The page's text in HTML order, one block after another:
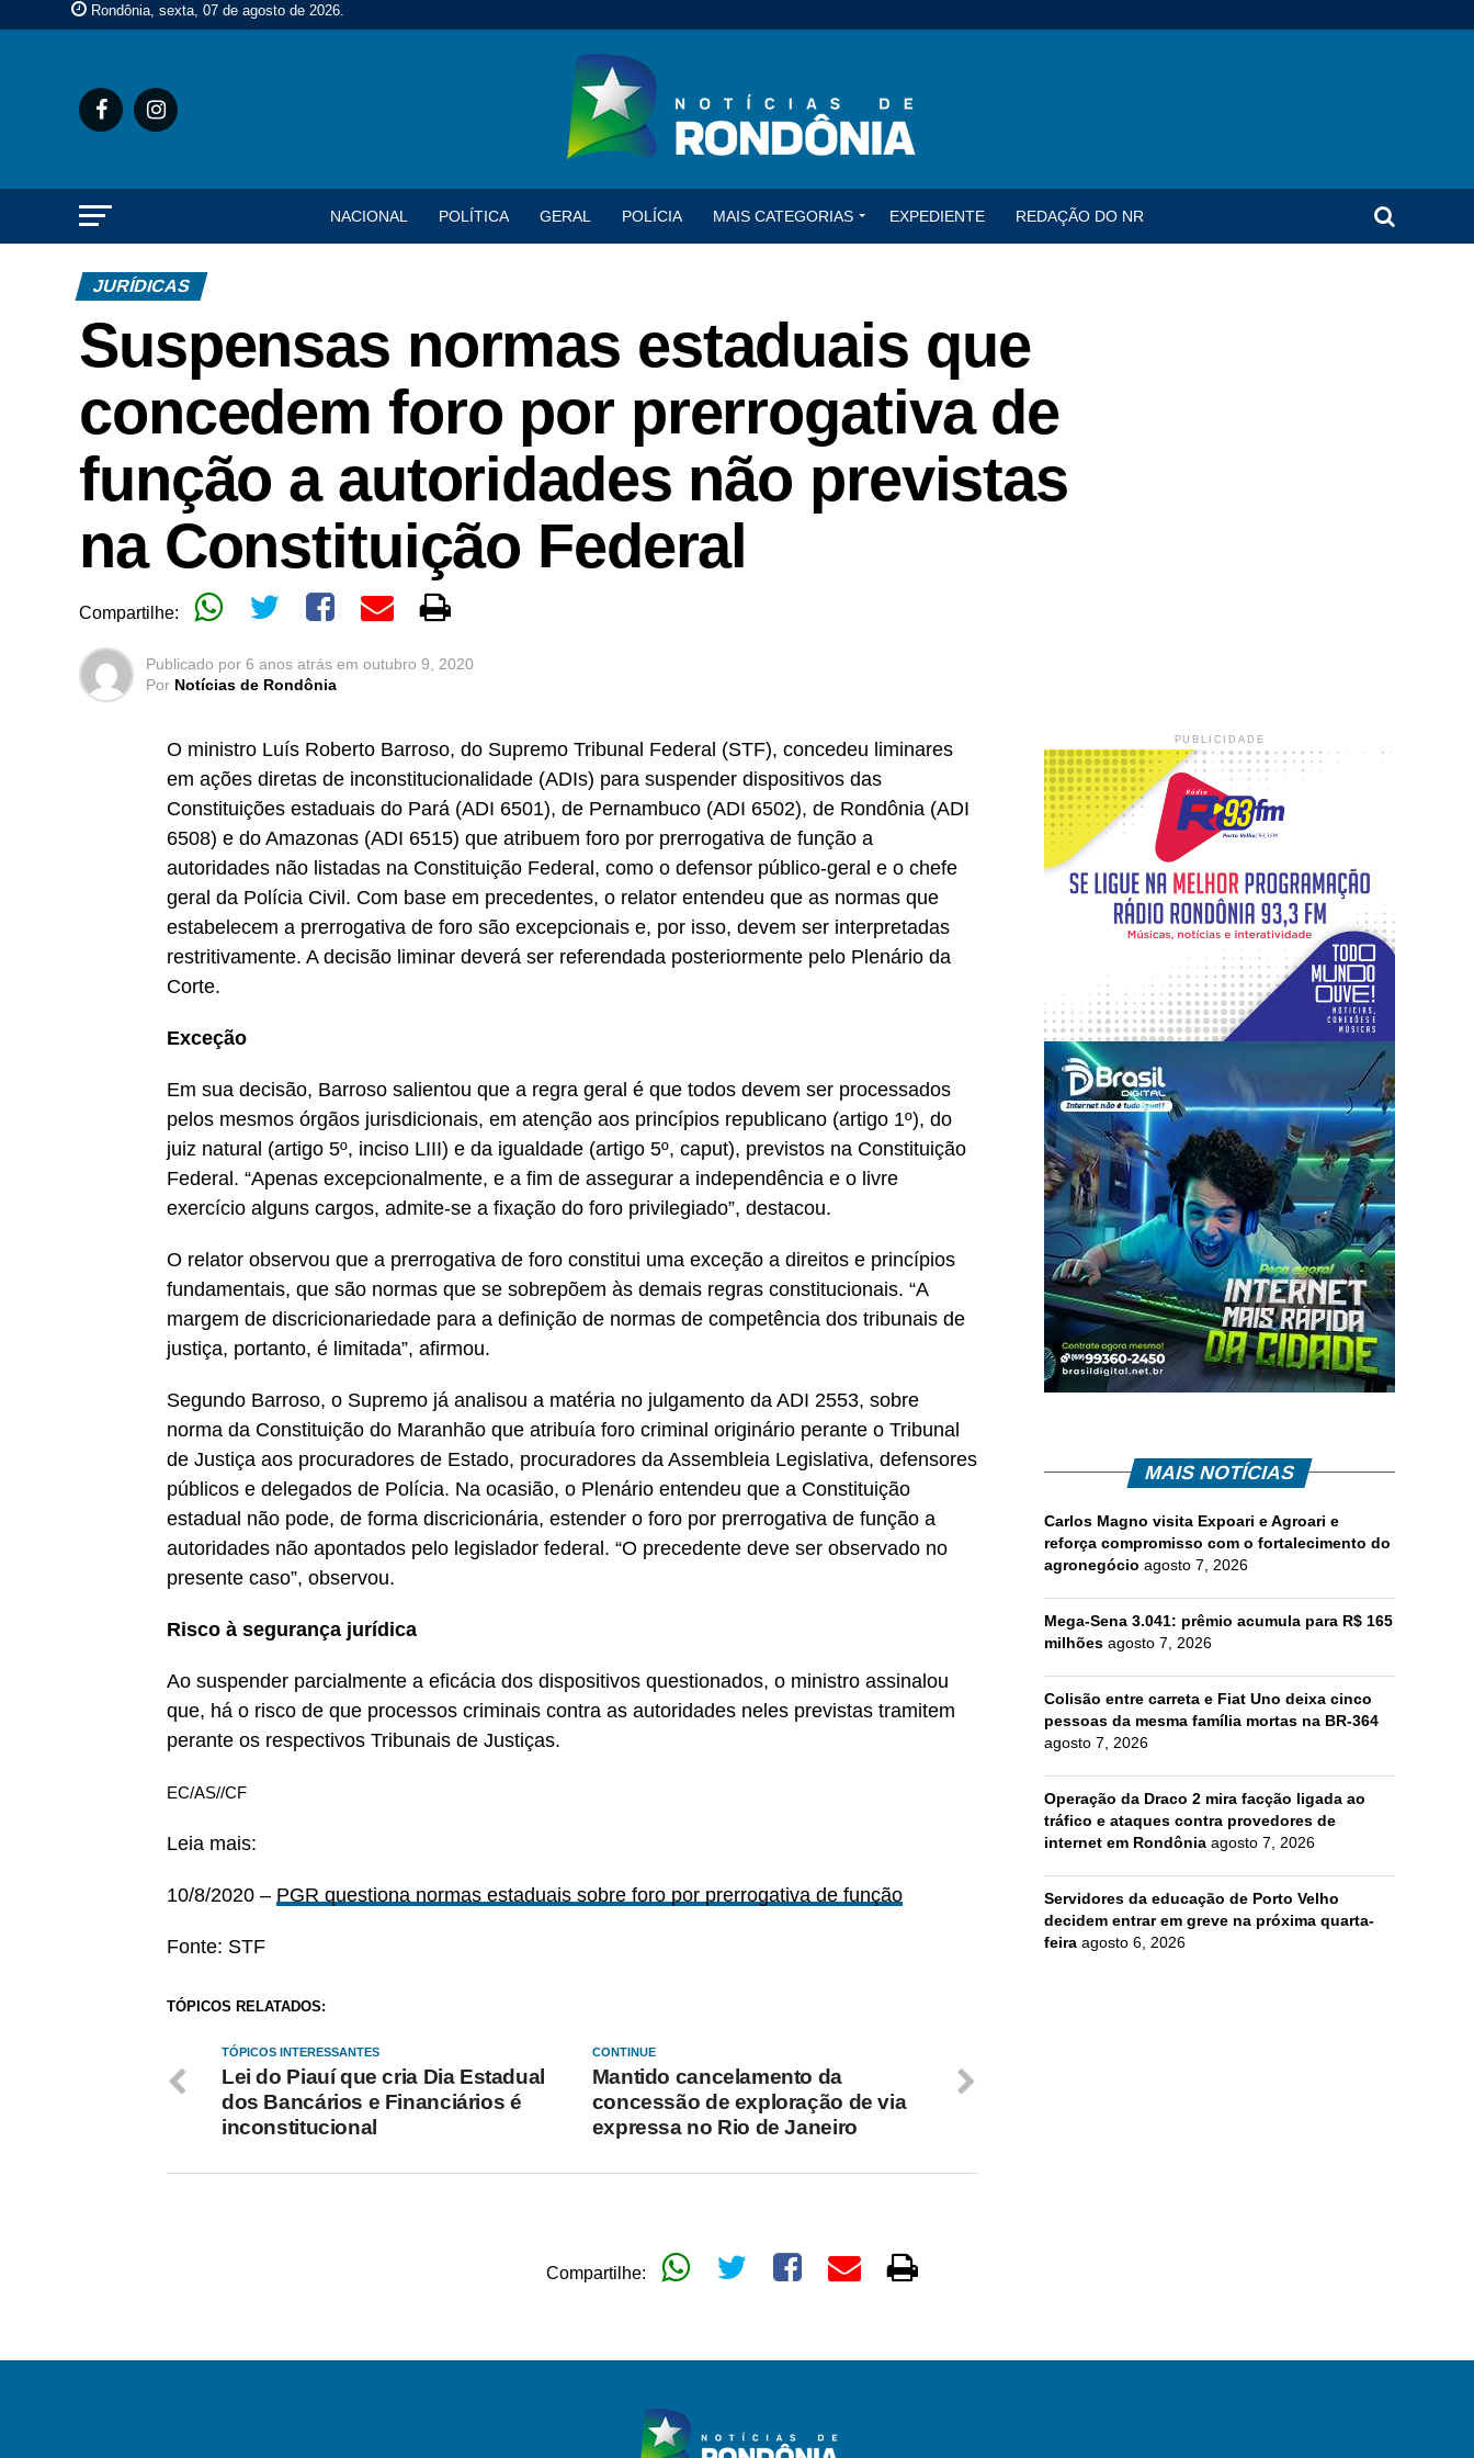
Rondônia, sexta, 07 de agosto de 2026.
NACIONAL POLÍTICA GERAL POLÍCIA MAIS CATEGORIAS EXPEDIENTE REDAÇÃO DO NR
JURÍDICAS
Suspensas normas estaduais que
concedem foro por prerrogativa de
função a autoridades não previstas
na Constituição Federal
Compartilhe:
Publicado por 6 anos atrás em outubro 9, 2020
Por Notícias de Rondônia
O ministro Luís Roberto Barroso, do Supremo Tribunal Federal (STF), concedeu liminares
em ações diretas de inconstitucionalidade (ADIs) para suspender dispositivos das
Constituições estaduais do Pará (ADI 6501), de Pernambuco (ADI 6502), de Rondônia (ADI
6508) e do Amazonas (ADI 6515) que atribuem foro por prerrogativa de função a
autoridades não listadas na Constituição Federal, como o defensor público-geral e o chefe
geral da Polícia Civil. Com base em precedentes, o relator entendeu que as normas que
estabelecem a prerrogativa de foro são excepcionais e, por isso, devem ser interpretadas
restritivamente. A decisão liminar deverá ser referendada posteriormente pelo Plenário da
Corte.
Exceção
Em sua decisão, Barroso salientou que a regra geral é que todos devem ser processados
pelos mesmos órgãos jurisdicionais, em atenção aos princípios republicano (artigo 1º), do
juiz natural (artigo 5º, inciso LIII) e da igualdade (artigo 5º, caput), previstos na Constituição
Federal. “Apenas excepcionalmente, e a fim de assegurar a independência e o livre
exercício alguns cargos, admite-se a fixação do foro privilegiado”, destacou.
O relator observou que a prerrogativa de foro constitui uma exceção a direitos e princípios
fundamentais, que são normas que se sobrepõem às demais regras constitucionais. “A
margem de discricionariedade para a definição de normas de competência dos tribunais de
justiça, portanto, é limitada”, afirmou.
Segundo Barroso, o Supremo já analisou a matéria no julgamento da ADI 2553, sobre
norma da Constituição do Maranhão que atribuía foro criminal originário perante o Tribunal
de Justiça aos procuradores de Estado, procuradores da Assembleia Legislativa, defensores
públicos e delegados de Polícia. Na ocasião, o Plenário entendeu que a Constituição
estadual não pode, de forma discricionária, estender o foro por prerrogativa de função a
autoridades não apontados pelo legislador federal. “O precedente deve ser observado no
presente caso”, observou.
Risco à segurança jurídica
Ao suspender parcialmente a eficácia dos dispositivos questionados, o ministro assinalou
que, há o risco de que processos criminais contra as autoridades neles previstas tramitem
perante os respectivos Tribunais de Justiças.
EC/AS//CF
Leia mais:
10/8/2020 – PGR questiona normas estaduais sobre foro por prerrogativa de função
Fonte: STF
TÓPICOS RELATADOS:
CONTINUE
Mantido cancelamento da
concessão de exploração de via
expressa no Rio de Janeiro
TÓPICOS INTERESSANTES
Lei do Piauí que cria Dia Estadual
dos Bancários e Financiários é
inconstitucional
PUBLICIDADE
MAIS NOTÍCIAS
Carlos Magno visita Expoari e Agroari e
reforça compromisso com o fortalecimento do
agronegócio agosto 7, 2026
Mega-Sena 3.041: prêmio acumula para R$ 165
milhões agosto 7, 2026
Colisão entre carreta e Fiat Uno deixa cinco
pessoas da mesma família mortas na BR-364
agosto 7, 2026
Operação da Draco 2 mira facção ligada ao
tráfico e ataques contra provedores de
internet em Rondônia agosto 7, 2026
Servidores da educação de Porto Velho
decidem entrar em greve na próxima quarta-
feira agosto 6, 2026
Compartilhe: